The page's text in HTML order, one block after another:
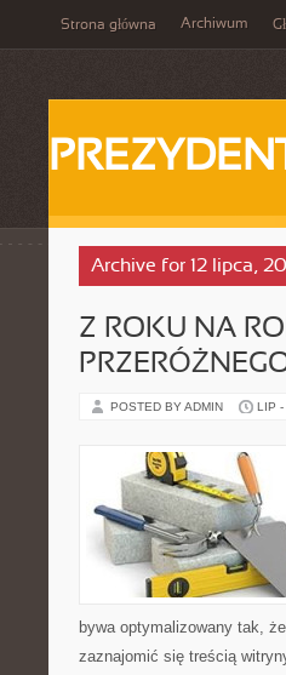
Strona główna Archiwum
Archive for 12 lipca,
Z ROKU NA
POSTED BY ADMIN LIP -
bywa optymalizowany tak,
zaznajomić się treścią